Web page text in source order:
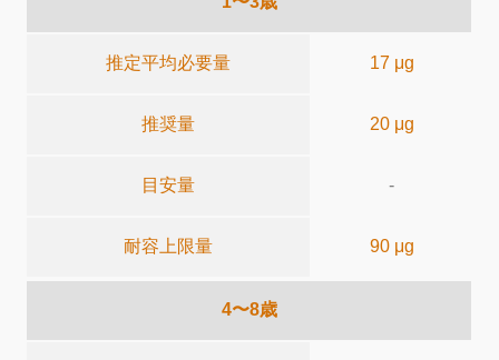
推定平均必要量 17 μg
推奨量 20 μg
目安量 -
耐容上限量 90 μg
4〜8歳